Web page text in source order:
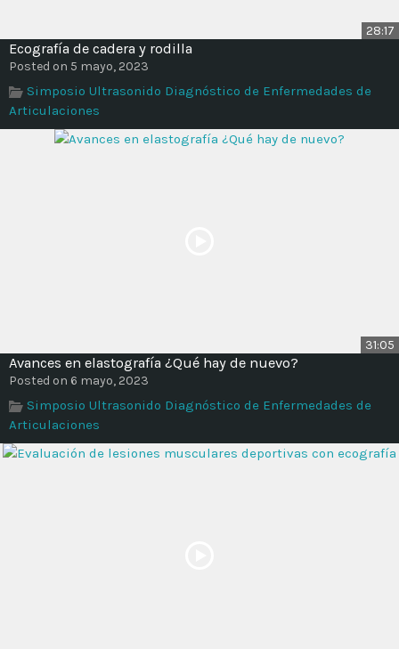
28:17
Ecografía de cadera y rodilla
Posted on 5 mayo, 2023
Simposio Ultrasonido Diagnóstico de Enfermedades de
Articulaciones
31:05
Avances en elastografía ¿Qué hay de nuevo?
Posted on 6 mayo, 2023
Simposio Ultrasonido Diagnóstico de Enfermedades de
Articulaciones